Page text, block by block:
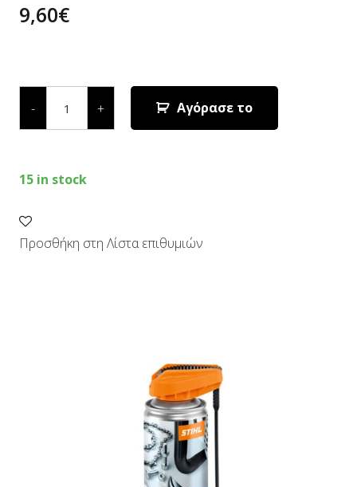
9,60€
-
MULTISPRAY
400
quantity
+ Αγόρασε το
15 in stock
Προσθήκη στη Λίστα επιθυμιών